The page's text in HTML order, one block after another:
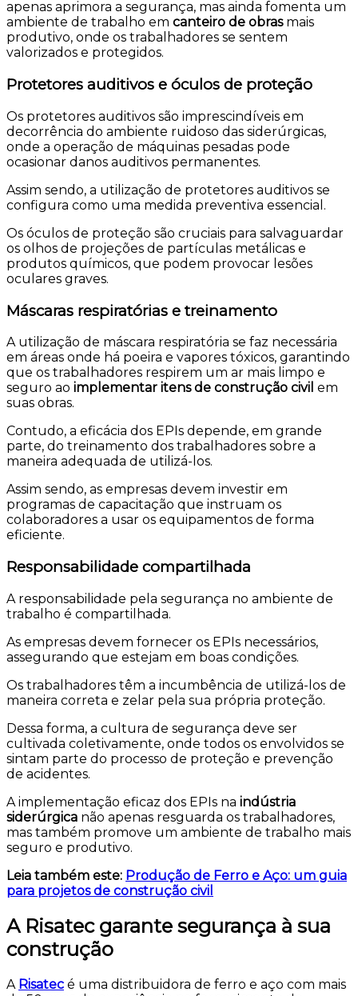
apenas aprimora a segurança, mas ainda fomenta um
ambiente de trabalho em canteiro de obrasmais
produtivo, onde os trabalhadores se sentem
valorizados e protegidos.
Protetores auditivos e óculos de proteção
Os protetores auditivos são imprescindíveis em
decorrência do ambiente ruidoso das siderúrgicas,
onde a operação de máquinas pesadas pode
ocasionar danos auditivos permanentes.
Assim sendo, a utilização de protetores auditivos se
configura como uma medida preventiva essencial.
Os óculos de proteção são cruciais para salvaguardar
os olhos de projeções de partículas metálicas e
produtos químicos, que podem provocar lesões
oculares graves.
Máscaras respiratórias e treinamento
A utilização de máscara respiratória se faz necessária
em áreas onde há poeira e vapores tóxicos, garantindo
que os trabalhadores respirem um ar mais limpo e
seguro ao implementar itens de construção civil em
suas obras.
Contudo, a eficácia dos EPIs depende, em grande
parte, do treinamento dos trabalhadores sobre a
maneira adequada de utilizá-los.
Assim sendo, as empresas devem investir em
programas de capacitação que instruam os
colaboradores a usar os equipamentos de forma
eficiente.
Responsabilidade compartilhada
A responsabilidade pela segurança no ambiente de
trabalho é compartilhada.
As empresas devem fornecer os EPIs necessários,
assegurando que estejam em boas condições.
Os trabalhadores têm a incumbência de utilizá-los de
maneira correta e zelar pela sua própria proteção.
Dessa forma, a cultura de segurança deve ser
cultivada coletivamente, onde todos os envolvidos se
sintam parte do processo de proteção e prevenção
de acidentes.
A implementação eficaz dos EPIs na indústria
siderúrgica não apenas resguarda os trabalhadores,
mas também promove um ambiente de trabalho mais
seguro e produtivo.
Leia também este: Produção de Ferro e Aço: um guia
para projetos de construção civil
A Risatec garante segurança à sua
construção
A Risatec é uma distribuidora de ferro e aço com mais